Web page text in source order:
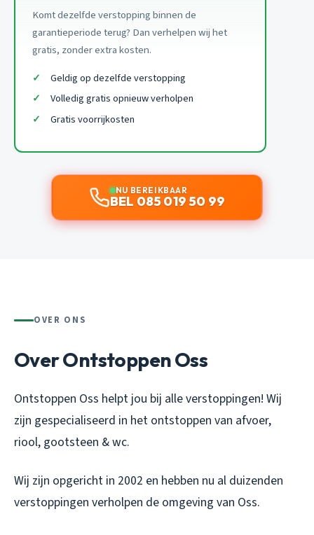
Komt dezelfde verstopping binnen de
garantieperiode terug? Dan verhelpen wij het
gratis, zonder extra kosten.
Geldig op dezelfde verstopping
Volledig gratis opnieuw verholpen
Gratis voorrijkosten
NU BEREIKBAAR
BEL 085 019 50 99
OVER ONS
Over Ontstoppen Oss
Ontstoppen Oss helpt jou bij alle verstoppingen! Wij
zijn gespecialiseerd in het ontstoppen van afvoer,
riool, gootsteen & wc.
Wij zijn opgericht in 2002 en hebben nu al duizenden
verstoppingen verholpen de omgeving van Oss.